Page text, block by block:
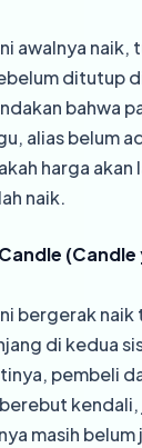
awalnya naik,
ditutup
bahwa
alias belum
harga akan
naik.
(Candle
bergerak naik
di kedua
pembeli
kendali,
masih belum